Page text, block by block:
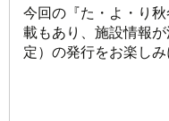
今回の『た・よ・り
載もあり、施設情報
定）の発行をお楽しみ